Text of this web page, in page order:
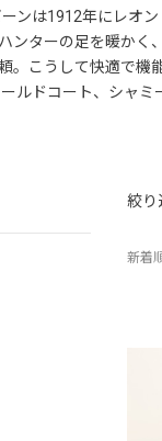
ーンは1912年にレオ
ンターの足を暖かく
。こうして快適で機
ルドコート、シャ
絞
新着